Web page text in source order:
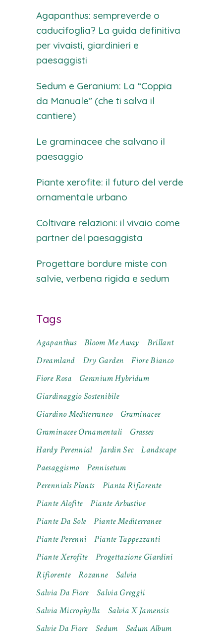
Agapanthus: sempreverde o
caducifoglia? La guida definitiva
per vivaisti, giardinieri e
paesaggisti
Sedum e Geranium: La “Coppia
da Manuale” (che ti salva il
cantiere)
Le graminacee che salvano il
paesaggio
Piante xerofite: il futuro del verde
ornamentale urbano
Coltivare relazioni: il vivaio come
partner del paesaggista
Progettare bordure miste con
salvie, verbena rigida e sedum
Tags
Agapanthus Bloom Me Away
Brillant
Dreamland
Dry Garden
Fiore Bianco
Fiore Rosa
Geranium Hybridum
Giardinaggio Sostenibile
Giardino Mediterraneo
Graminacee
Graminacee Ornamentali
Grasses
Hardy Perennial
Jardin Sec
Landscape
Paesaggismo
Pennisetum
Perennials Plants
Pianta Rifiorente
Piante Alofite
Piante Arbustive
Piante Da Sole
Piante Mediterranee
Piante Perenni
Piante Tappezzanti
Piante Xerofite
Progettazione Giardini
Rifiorente
Rozanne
Salvia
Salvia Da Fiore
Salvia Greggii
Salvia Microphylla
Salvia X Jamensis
Salvie Da Fiore
Sedum
Sedum Album